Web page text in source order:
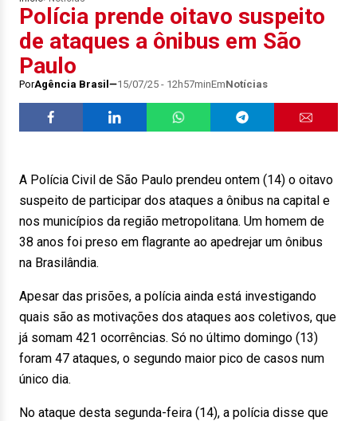
Polícia prende oitavo suspeito
de ataques a ônibus em São
Paulo
PorAgência Brasil 15/07/25 - 12h57minEmNotícias
A Polícia Civil de São Paulo prendeu ontem (14) o oitavo
suspeito de participar dos ataques a ônibus na capital e
nos municípios da região metropolitana. Um homem de
38 anos foi preso em flagrante ao apedrejar um ônibus
na Brasilândia.
Apesar das prisões, a polícia ainda está investigando
quais são as motivações dos ataques aos coletivos, que
já somam 421 ocorrências. Só no último domingo (13)
foram 47 ataques, o segundo maior pico de casos num
único dia.
No ataque desta segunda-feira (14), a polícia disse que